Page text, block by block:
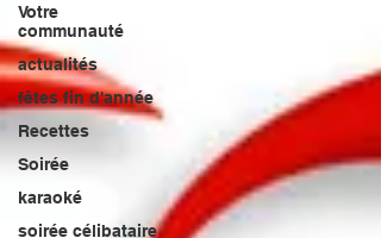
Votre
communauté
actualités
fêtes fin d'année
Recettes
Soirée
karaoké
soirée célibataire